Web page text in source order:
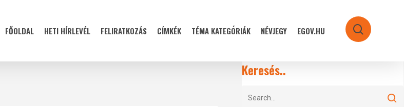
FŐOLDAL HETI HÍRLEVÉL FELIRATKOZÁS CÍMKÉK TÉMA KATEGÓRIÁK NÉVJEGY EGOV.HU search
Keresés..